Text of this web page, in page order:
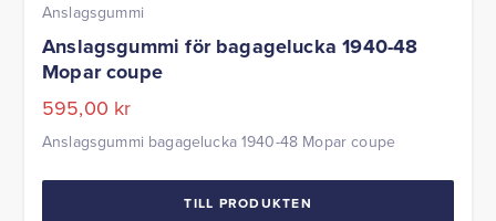
Anslagsgummi
Anslagsgummi för bagagelucka 1940-48
Mopar coupe
595,00 kr
Anslagsgummi bagagelucka 1940-48 Mopar coupe
TILL PRODUKTEN